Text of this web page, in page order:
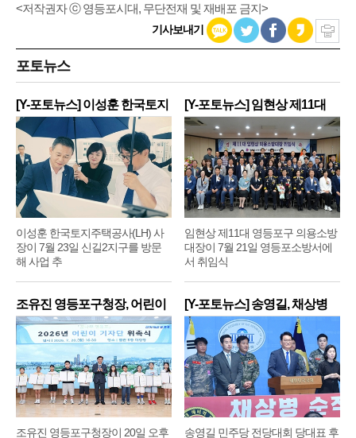
<저작권자 ⓒ 영등포시대, 무단전재 및 재배포 금지>
기사보내기
포토뉴스
[Y-포토뉴스] 이성훈 한국토지
주
이성훈 한국토지주택공사(LH) 사
장이 7월 23일 신길2지구를 방문
해 사업 추
[Y-포토뉴스] 임현상 제11대
영
임현상 제11대 영등포구 의용소방
대장이 7월 21일 영등포소방서에
서 취임식
조유진 영등포구청장, 어린이
기
조유진 영등포구청장이 20일 오후
[Y-포토뉴스] 송영길, 채상병
순
송영길 민주당 전당대회 당대표 후